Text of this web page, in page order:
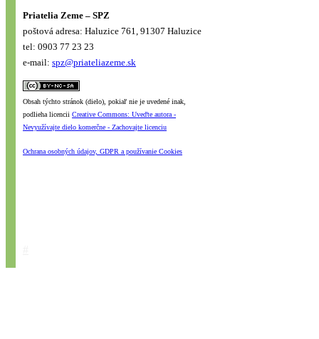
Priatelia Zeme – SPZ
poštová adresa: Haluzice 761, 91307 Haluzice
tel: 0903 77 23 23
e-mail: spz@priateliazeme.sk
Obsah týchto stránok (dielo), pokiaľ nie je uvedené inak,
podlieha licencii Creative Commons: Uveďte autora -
Nevyužívajte dielo komerčne - Zachovajte licenciu
Ochrana osobných údajov, GDPR a používanie Cookies